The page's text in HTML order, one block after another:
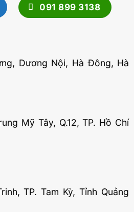
091 899 3138
Dương Nội, Hà Đông, Hà
Mỹ Tây, Q.12, TP. Hồ Chí
TP. Tam Kỳ, Tỉnh Quảng